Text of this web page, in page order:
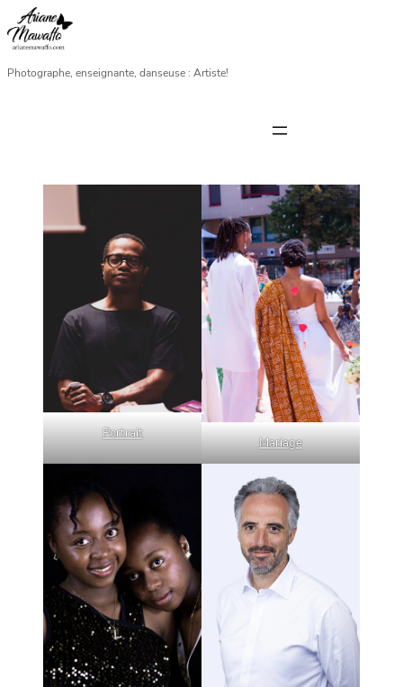
Photographe, enseignante, danseuse : Artiste!
Portrait
Mariage